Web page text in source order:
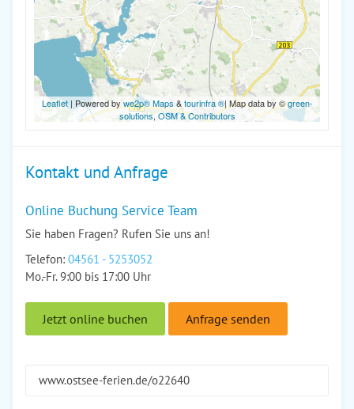
Leaflet| Powered by we2p® Maps &tourinfra ®| Map data by ©green-
solutions, OSM & Contributors
Kontakt und Anfrage
Online Buchung Service Team
Sie haben Fragen? Rufen Sie uns an!
Telefon: 04561 - 5253052
Mo.-Fr. 9:00 bis 17:00 Uhr
Jetzt online buchen Anfrage senden
www.ostsee-ferien.de/o22640